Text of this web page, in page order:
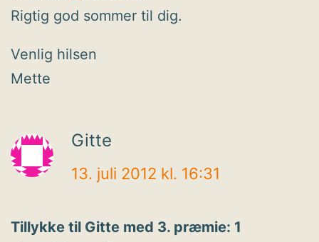
Rigtig god sommer til dig.
Venlig hilsen
Mette
Gitte
13. juli 2012 kl. 16:31
Tillykke til Gitte med 3. præmie: 1